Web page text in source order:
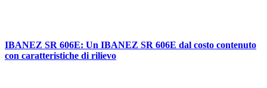
IBANEZ SR 606E: Un IBANEZ SR 606E dal costo contenuto
con caratteristiche di rilievo